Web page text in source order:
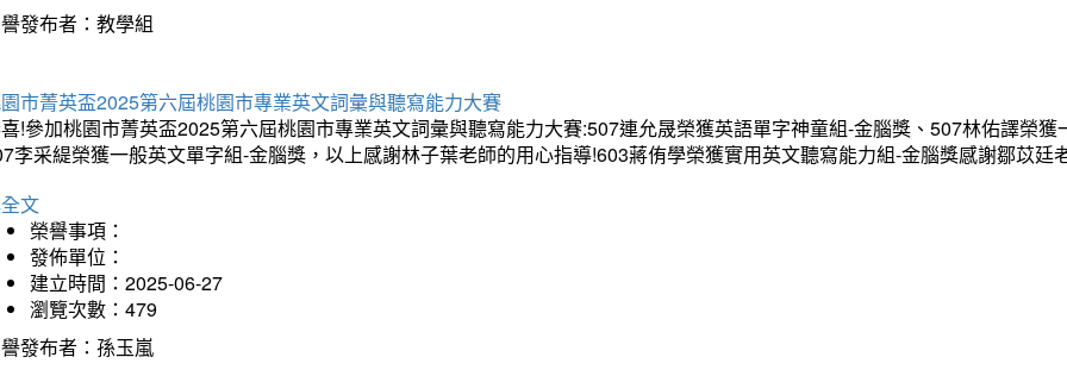
發布者：教學組
市菁英盃2025第六屆桃園市專業英文詞彙與聽寫能力大賽
!參加桃園市菁英盃2025第六屆桃園市專業英文詞彙與聽寫能力大賽:507連允晟榮獲英語單字神童組-金腦獎、507林佑譯榮
李采緹榮獲一般英文單字組-金腦獎，以上感謝林子葉老師的用心指導!603蔣侑學榮獲實用英文聽寫能力組-金腦獎感謝鄒苡廷
文
榮譽事項：
發佈單位：
建立時間：2025-06-27
瀏覽次數：479
發布者：孫玉嵐